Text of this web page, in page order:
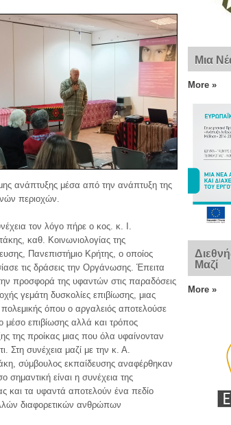
ανάπτυξης μέσα από την ανάπτυξη της
περιοχών.
τον λόγο πήρε ο κος. κ. Ι.
καθ. Κοινωνιολογίας της
Πανεπιστήμιο Κρήτης, ο οποίος
τις δράσεις την Οργάνωσης. Έπειτα
προσφορά της υφαντών στις παραδόσεις
γεμάτη δυσκολίες επιβίωσης, μιας
όπου ο αργαλειός αποτελούσε
μέσο επιβίωσης αλλά και τρόπος
της προίκας μιας που όλα υφαίνονταν
Στη συνέχεια μαζί με την κ. Α.
σύμβουλος εκπαίδευσης αναφέρθηκαν
σημαντική είναι η συνέχεια της
και τα υφαντά αποτελούν ένα πεδίο
διαφορετικών ανθρώπων
Μια
More »
Μαζί
More »